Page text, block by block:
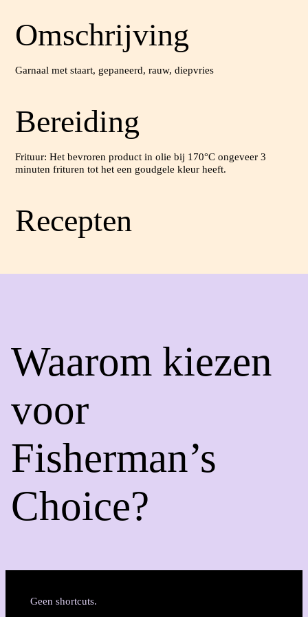
Omschrijving
Garnaal met staart, gepaneerd, rauw, diepvries
Bereiding
Frituur: Het bevroren product in olie bij 170°C ongeveer 3
minuten frituren tot het een goudgele kleur heeft.
Recepten
Waarom kiezen
voor
Fisherman’s
Choice?
Geen shortcuts.